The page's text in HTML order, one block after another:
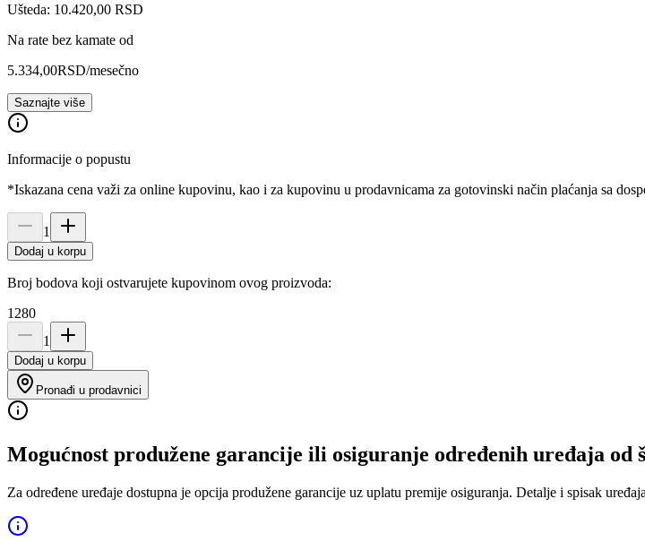
Ušteda: 10.420,00 RSD
Na rate bez kamate od
5.334,00RSD/mesečno
Saznajte više
Informacije o popustu
*Iskazana cena važi za online kupovinu, kao i za kupovinu u prodavnicama za gotovinski način plaćanja sa
1
Dodaj u korpu
Broj bodova koji ostvarujete kupovinom ovog proizvoda:
1280
1
Dodaj u korpu
Pronađi u prodavnici
Mogućnost produžene garancije ili osiguranje određenih uređaja od
Za određene uređaje dostupna je opcija produžene garancije uz uplatu premije osiguranja. Detalje i spisak